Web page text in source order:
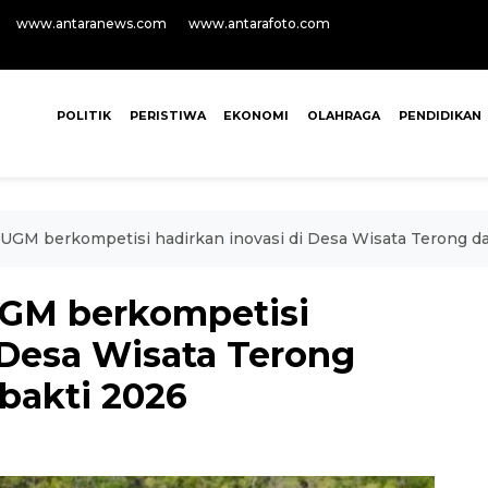
www.antaranews.com www.antarafoto.com
POLITIK PERISTIWA EKONOMI OLAHRAGA PENDIDIKAN
berkompetisi hadirkan inovasi di Desa Wisata Terong
berkompetisi
Wisata Terong
2026